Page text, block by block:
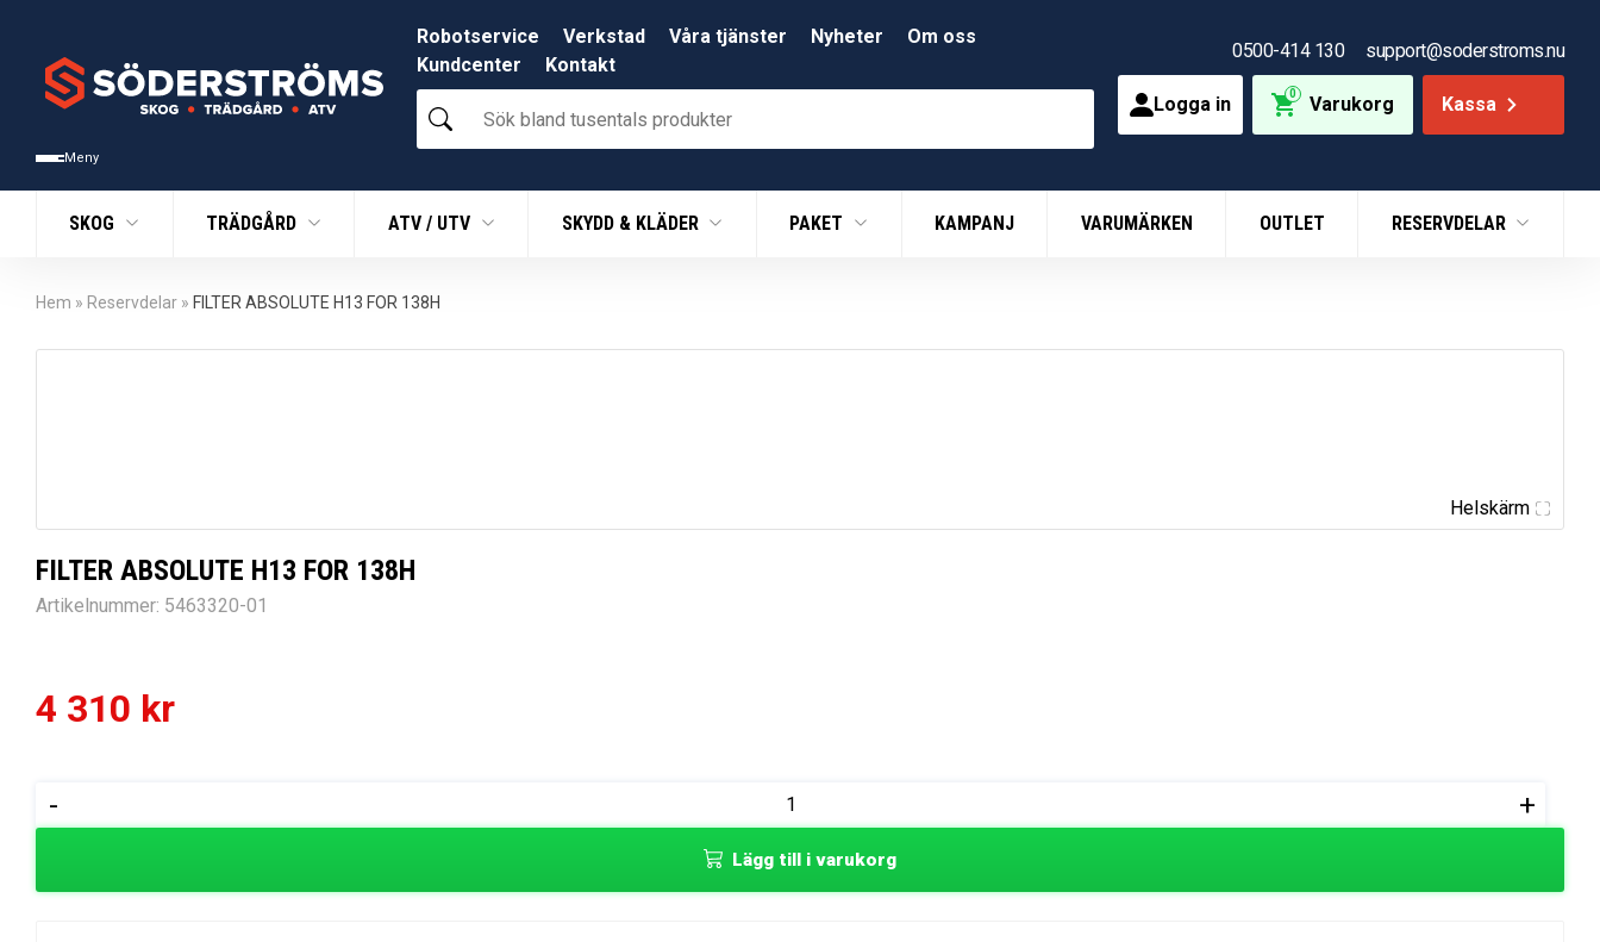
Meny
Robotservice Verkstad Våra tjänster Nyheter
Om oss
Kundcenter
Kontakt
Sök
bland
produkter
0500-414 130 support@soderstroms.nu
Logga in 0 Varukorg Kassa
SKOG TRÄDGÅRD ATV / UTV SKYDD & KLÄDER PAKET KAMPANJ VARUMÄRKEN OUTLET RESERVDELAR
Hem » Reservdelar » FILTER ABSOLUTE H13 FOR 138H
Helskärm
FILTER ABSOLUTE H13 FOR 138H
Artikelnummer: 5463320-01
4 310 kr
-
ABSOLUTE
+
Lägg till i varukorg